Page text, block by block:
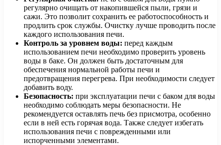
регулярно очищать от накопившейся пыли, грязи и
сажи. Это позволит сохранить ее работоспособность и
продлить срок службы. Очистку лучше проводить после
каждого использования печи.
Контроль за уровнем воды: перед каждым
использованием печи необходимо проверить уровень
воды в баке. Он должен быть достаточным для
обеспечения нормальной работы печи и
предотвращения перегрева. При необходимости следует
добавить воду.
Безопасность: при эксплуатации печи с баком для воды
необходимо соблюдать меры безопасности. Не
рекомендуется оставлять печь без присмотра, особенно
если в ней есть горячая вода. Также следует избегать
использования печи с поврежденными или
испорченными элементами.